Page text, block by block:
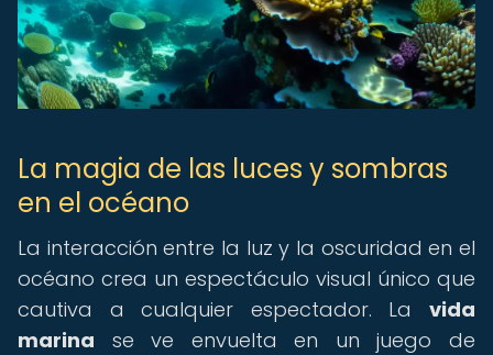
La magia de las luces y sombras
en el océano
La interacción entre la luz y la oscuridad en el
océano crea un espectáculo visual único que
cautiva a cualquier espectador. La vida
marina se ve envuelta en un juego de